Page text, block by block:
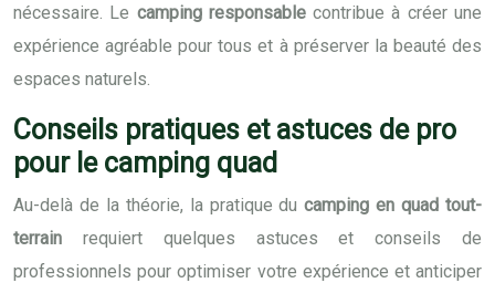
nécessaire. Le camping responsablecontribue à créer une
expérience agréable pour tous et à préserver la beauté des
espaces naturels.
Conseils pratiques et astuces de pro
pour le camping quad
Au-delà de la théorie, la pratique ducamping en quad tout-
terrain requiert quelques astuces et conseils de
professionnels pour optimiser votre expérience et anticiper